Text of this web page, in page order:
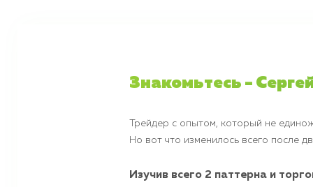
Знакомьтесь -
Трейдер с опытом, который не
Но вот что изменилось всего после
Изучив всего 2 паттерна и